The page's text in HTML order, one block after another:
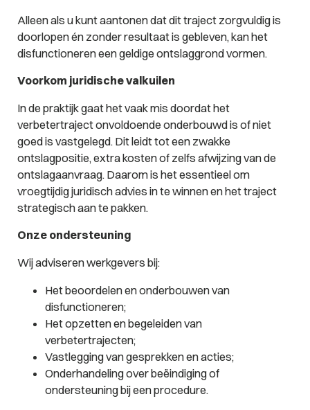
Alleen als u kunt aantonen dat dit traject zorgvuldig is
doorlopen én zonder resultaat is gebleven, kan het
disfunctioneren een geldige ontslaggrond vormen.
Voorkom juridische valkuilen
In de praktijk gaat het vaak mis doordat het
verbetertraject onvoldoende onderbouwd is of niet
goed is vastgelegd. Dit leidt tot een zwakke
ontslagpositie, extra kosten of zelfs afwijzing van de
ontslagaanvraag. Daarom is het essentieel om
vroegtijdig juridisch advies in te winnen en het traject
strategisch aan te pakken.
Onze ondersteuning
Wij adviseren werkgevers bij:
Het beoordelen en onderbouwen van
disfunctioneren;
Het opzetten en begeleiden van
verbetertrajecten;
Vastlegging van gesprekken en acties;
Onderhandeling over beëindiging of
ondersteuning bij een procedure.